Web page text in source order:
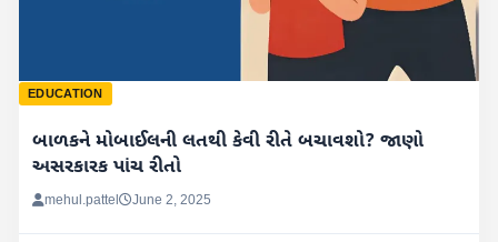
EDUCATION
બાળકને મોબાઈલની લતથી કેવી રીતે બચાવશો? જાણો
અસરકારક પાંચ રીતો
mehul.pattel June 2, 2025